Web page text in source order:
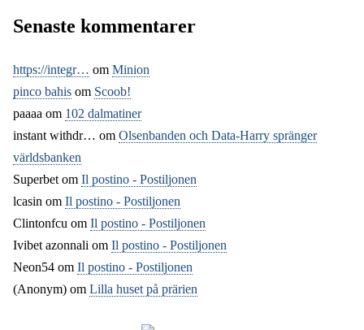
Senaste kommentarer
https://integr… om Minion
pinco bahis om Scoob!
paaaa om 102 dalmatiner
instant withdr… om Olsenbanden och Data-Harry spränger
världsbanken
Superbet om Il postino - Postiljonen
lcasin om Il postino - Postiljonen
Clintonfcu om Il postino - Postiljonen
Ivibet azonnali om Il postino - Postiljonen
Neon54 om Il postino - Postiljonen
(Anonym) om Lilla huset på prärien